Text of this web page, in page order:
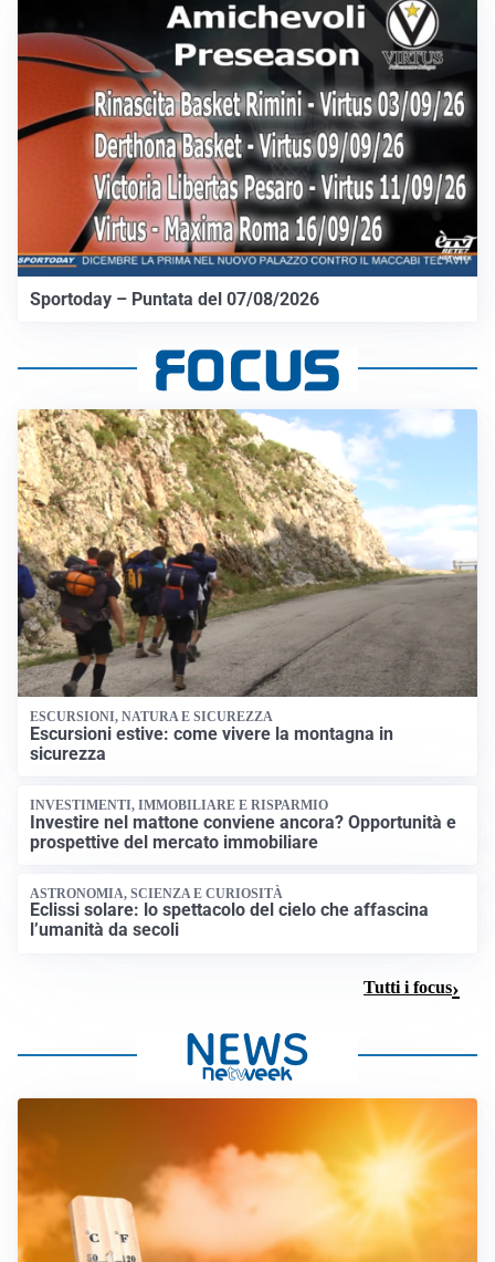
Sportoday – Puntata del 07/08/2026
ESCURSIONI, NATURA E SICUREZZA
Escursioni estive: come vivere la montagna in
sicurezza
INVESTIMENTI, IMMOBILIARE E RISPARMIO
Investire nel mattone conviene ancora? Opportunità e
prospettive del mercato immobiliare
ASTRONOMIA, SCIENZA E CURIOSITÀ
Eclissi solare: lo spettacolo del cielo che affascina
l’umanità da secoli
Tutti i focus